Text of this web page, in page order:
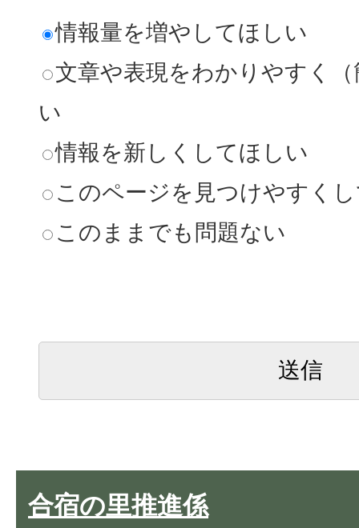
情報量を増やしてほしい
文章や表現をわかりやすく
い
情報を新しくしてほしい
このページを見つけやすく
このままでも問題ない
合宿の里推進係